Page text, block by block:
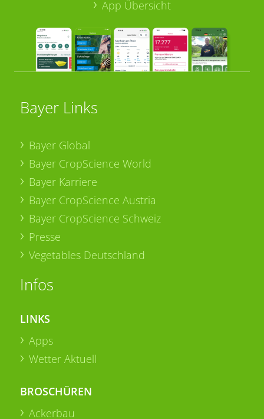
App Übersicht
Bayer Links
Bayer Global
Bayer CropScience World
Bayer Karriere
Bayer CropScience Austria
Bayer CropScience Schweiz
Presse
Vegetables Deutschland
Infos
LINKS
Apps
Wetter Aktuell
BROSCHÜREN
Ackerbau